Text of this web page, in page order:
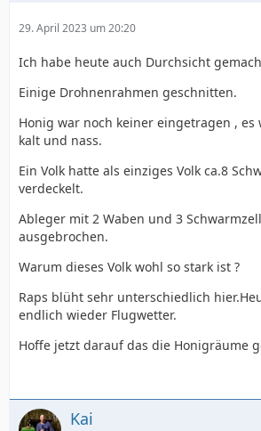
29. April 2023 um 20:20
Ich habe heute auch Durchsicht
Einige Drohnenrahmen geschnitten.
Honig war noch keiner eingetragen , es
kalt und nass.
Ein Volk hatte als einziges Volk ca.8
verdeckelt.
Ableger mit 2 Waben und 3
ausgebrochen.
Warum dieses Volk wohl so stark ist ?
Raps blüht sehr unterschiedlich
endlich wieder Flugwetter.
Hoffe jetzt darauf das die Honigräume
Kai